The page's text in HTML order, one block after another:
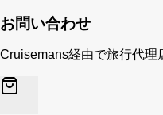
お問い合わせ
Cruisemans経由で旅行代理